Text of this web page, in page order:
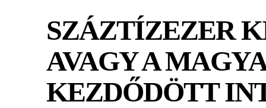
SZÁZTÍZEZER
AVAGY A
KEZDŐDÖTT